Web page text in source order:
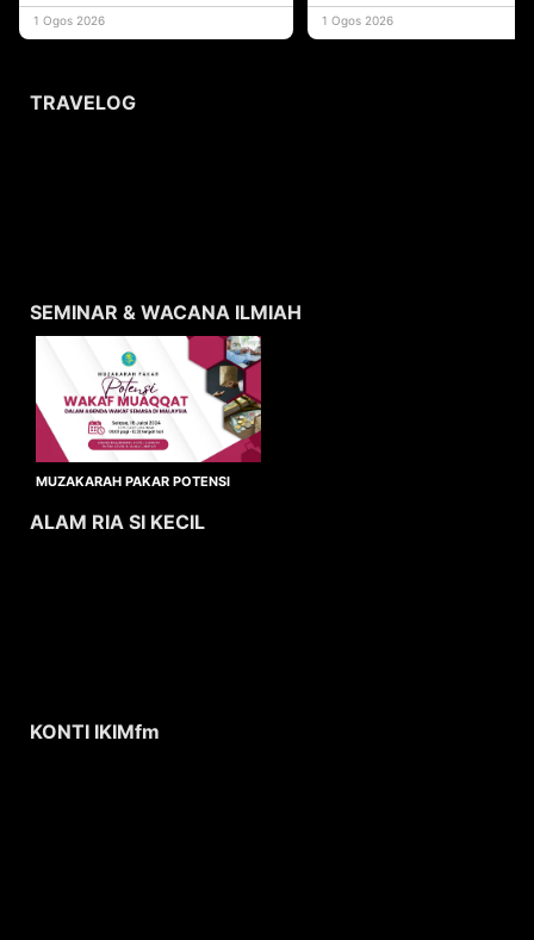
yang memberi ma
1 Ogos 2026
1 Ogos 2026
TRAVELOG
SEMINAR & WACANA ILMIAH
MUZAKARAH PAKAR POTENSI
ALAM RIA SI KECIL
KONTI IKIMfm